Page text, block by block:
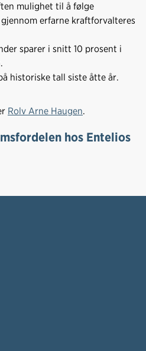
mulighet til å følge
erfarne kraftforvalteres
sparer i snitt 10 prosent i
historiske tall siste åtte år.
Rolv Arne Haugen.
hos Entelios